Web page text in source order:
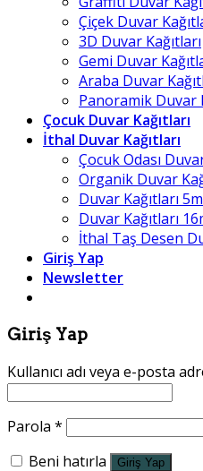
Çiçek Duvar
3D Duvar Kağıtları
Gemi Duvar
Araba Duvar
Panoramik Duvar
Çocuk Duvar Kağıtları
İthal Duvar Kağıtları
Çocuk Odası
Organik Duvar
Duvar Kağıtları
Duvar Kağıtları
İthal Taş Desen
Giriş Yap
Newsletter
Giriş Yap
Kullanıcı adı veya e-posta
Parola *
Beni hatırla
Giriş Yap